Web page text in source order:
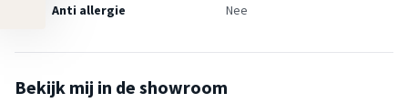
Anti allergie
Nee
Bekijk mij in de showroom